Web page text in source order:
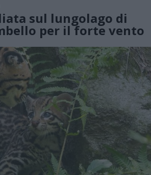
sul lungolago di
per il forte vento